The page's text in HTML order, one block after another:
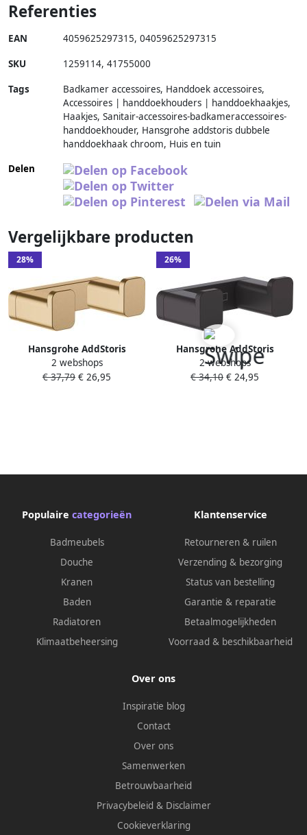
Referenties
EAN 4059625297315, 04059625297315
SKU 1259114, 41755000
Tags
Badkamer accessoires, Handdoek accessoires,
Accessoires | handdoekhouders | handdoekhaakjes,
Haakjes, Sanitair-accessoires-badkameraccessoires-
handdoekhouder, Hansgrohe addstoris dubbele
handdoekhaak chroom, Huis en tuin
Delen
Vergelijkbare producten
28%
Hansgrohe AddStoris
dubbele wandhaak 6 6x3 6x2
1cm brushed bronze
2 webshops
€ 37,79 € 26,95
26%
Hansgrohe AddStoris
dubbele wandhaak 6 6x3 6x2
1cm mat zwart
2 webshops
€ 34,10 € 24,95
Populaire categorieën
Badmeubels
Douche
Kranen
Baden
Radiatoren
Klimaatbeheersing
Klantenservice
Retourneren & ruilen
Verzending & bezorging
Status van bestelling
Garantie & reparatie
Betaalmogelijkheden
Voorraad & beschikbaarheid
Over ons
Inspiratie blog
Contact
Over ons
Samenwerken
Betrouwbaarheid
Privacybeleid & Disclaimer
Cookieverklaring